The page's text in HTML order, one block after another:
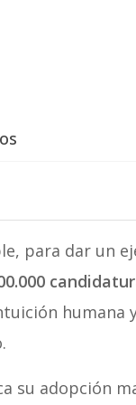
para dar un
humana
su adopción